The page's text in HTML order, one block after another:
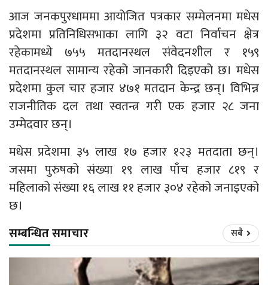
आज जनकपुरधाममा आयोजित पत्रकार सम्मेलनमा मधेस
प्रदेशमा प्रतिनिधिसभाका लागि ३२ वटा निर्वाचन क्षेत्र
रहेकामध्ये ७५५ मतदानस्थल संवेदनशील र १५९
मतदानस्थल सामान्य रहेको जानकारी दिइएको छ। मधेस
प्रदेशमा कुल चार हजार ४७१ मतदान केन्द्र छन्। विभिन्न
राजनीतिक दल तथा स्वतन्त्र गरी एक हजार २८ जना
उम्मेदवार छन्।
मधेस प्रदेशमा ३५ लाख १७ हजार १२३ मतदाता छन्।
जसमा पुरुषको संख्या १९ लाख पाँच हजार ८१९ र
महिलाको संख्या १६ लाख ११ हजार ३०४ रहेको जनाइएको
छ।
सम्बन्धित समाचार सबै